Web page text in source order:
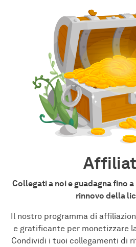
Collegati a noi e guadagna fino
rinnovo della
Il nostro programma di
e gratificante per monetizzare
Condividi i tuoi collegamenti di